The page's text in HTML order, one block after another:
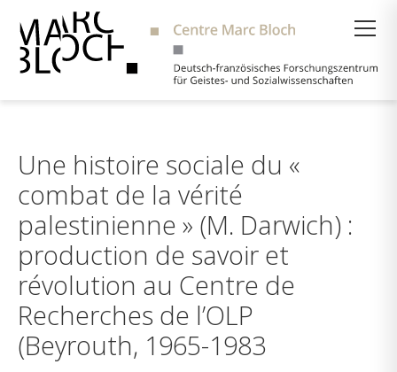
Une histoire sociale du «
combat de la vérité
palestinienne » (M. Darwich) :
production de savoir et
révolution au Centre de
Recherches de l’OLP
(Beyrouth, 1965-1983